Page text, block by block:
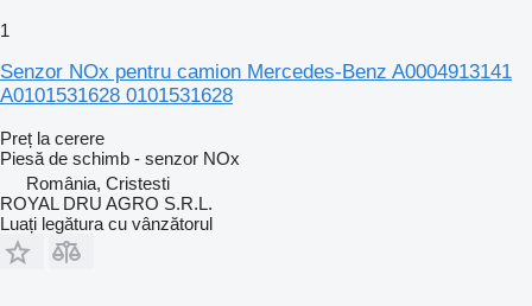
1
Senzor NOx pentru camion Mercedes-Benz A0004913141
A0101531628 0101531628
Preț la cerere
Piesă de schimb - senzor NOx
România, Cristesti
ROYAL DRU AGRO S.R.L.
Luați legătura cu vânzătorul